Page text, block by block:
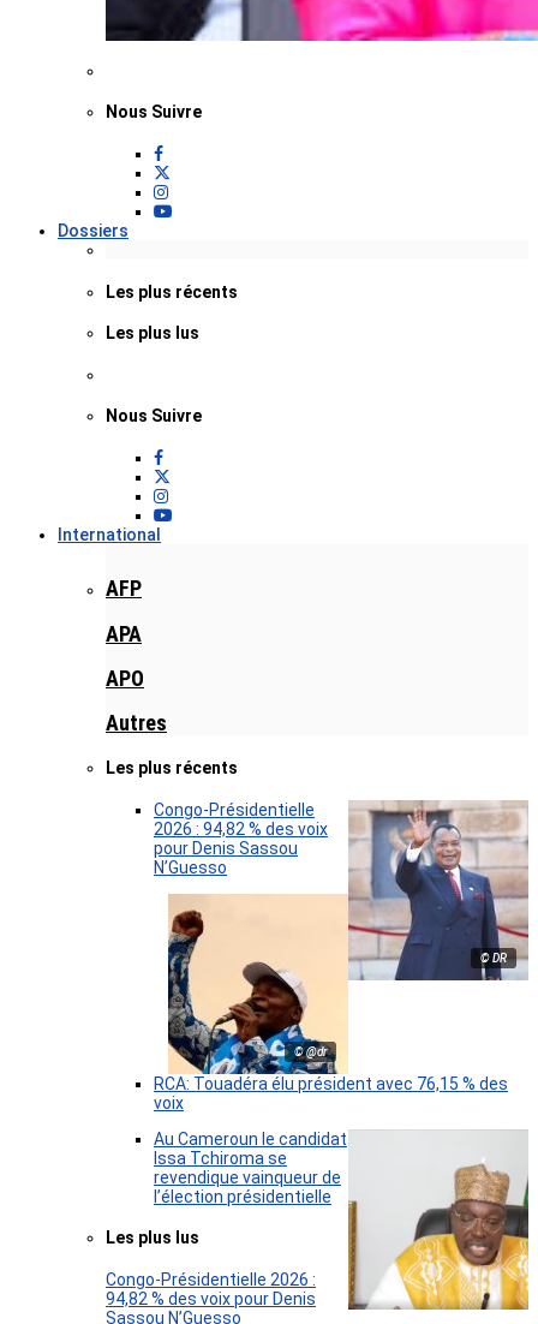
Nous Suivre
Dossiers
Les plus récents
Les plus lus
Nous Suivre
International
AFP
APA
APO
Autres
Les plus récents
© DR
Congo-Présidentielle
2026 : 94,82 % des voix
pour Denis Sassou
N’Guesso
© @dr
RCA: Touadéra élu président avec 76,15 % des
voix
Au Cameroun le candidat
Issa Tchiroma se
revendique vainqueur de
l’élection présidentielle
Les plus lus
Congo-Présidentielle 2026 :
94,82 % des voix pour Denis
Sassou N’Guesso